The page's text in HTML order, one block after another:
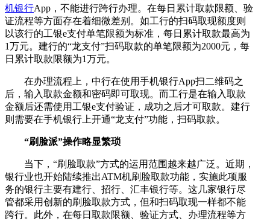
机银行App，不能进行跨行办理。在每日累计取款限额、验
证流程等方面存在着细微差别。如工行的扫码取现额度则
以该行的工银e支付单笔限额为标准，每日累计取款最高为
1万元。建行的“龙支付”扫码取款的单笔限额为2000元，每
日累计取款限额为1万元。
在办理流程上，中行在使用手机银行App扫二维码之
后，输入取款金额和密码即可取现。而工行是在输入取款
金额后还需使用工银e支付验证，成功之后才可取款。建行
则需要在手机银行上开通“龙支付”功能，扫码取款。
“刷脸派”操作略显繁琐
当下，“刷脸取款”方式的运用范围越来越广泛。近期，
银行业也开始陆续推出ATM机刷脸取款功能，实施此项服
务的银行主要有建行、招行、汇丰银行等。这几家银行尽
管都采用创新的刷脸取款方式，但和扫码取现一样都不能
跨行。此外，在每日取款限额、验证方式、办理流程等方